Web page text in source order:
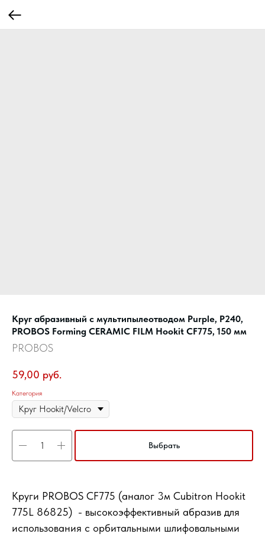
Круг абразивный c мультипылеотводом Purple, P240,
PROBOS Forming CERAMIC FILM Hookit CF775, 150 мм
PROBOS
59,00 руб.
Категория
Выбрать
Круги PROBOS CF775 (аналог 3м Cubitron Hookit
775L 86825) - высокоэффективный абразив для
использования с орбитальными шлифовальными